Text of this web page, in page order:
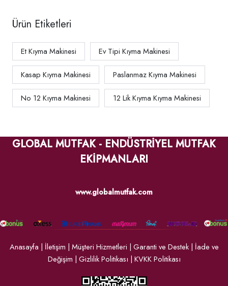
Ürün Etiketleri
Et Kıyma Makinesi Ev Tipi Kıyma Makinesi
Kasap Kıyma Makinesi Paslanmaz Kıyma Makinesi
No 12 Kıyma Makinesi 12 Lik Kıyma Kıyma Makinesi
GLOBAL MUTFAK - ENDÜSTRİYEL MUTFAK
EKİPMANLARI
www.globalmutfak.com
Anasayfa | İletişim | Müşteri Hizmetleri | Garanti ve Destek| İade ve
Değişim | Gizlilik Politikası | KVKK Politikası